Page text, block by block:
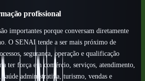
profissional
importantes porque conversam diretamente
O SENAI tende a ser mais próximo de
segurança, operação e qualificação
ter força em comércio, serviços, atendimento,
saúde administrativa, turismo, vendas e